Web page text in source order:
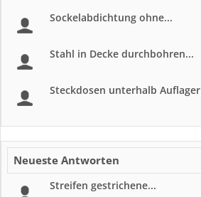
Sockelabdichtung ohne...
Stahl in Decke durchbohren...
Steckdosen unterhalb Auflager
Neueste Antworten
Streifen gestrichene...